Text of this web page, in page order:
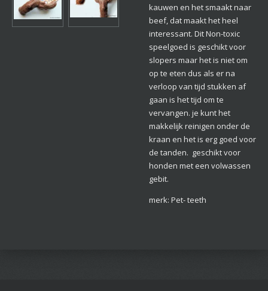
kauwen en het smaakt naar
beef, dat maakt het heel
interessant. Dit Non-toxic
speelgoed is geschikt voor
slopers maar het is niet om
op te eten dus als er na
verloop van tijd stukken af
gaan is het tijd om te
vervangen. je kunt het
makkelijk reinigen onder de
kraan en het is erg goed voor
de tanden. geschikt voor
honden met een volwassen
gebit.
merk: Pet- teeth